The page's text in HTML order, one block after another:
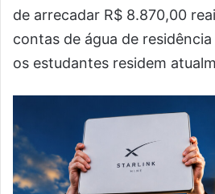
de arrecadar R$ 8.870,00
contas de água de
os estudantes residem